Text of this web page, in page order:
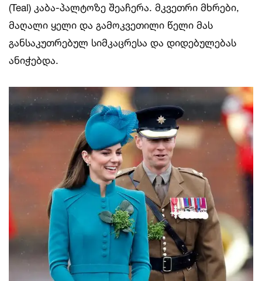
(Teal) კაბა-პალტოზე შეაჩერა. მკვეთრი მხრები,
მაღალი ყელი და გამოკვეთილი წელი მას
განსაკუთრებულ სიმკაცრესა და დიდებულებას
ანიჭებდა.